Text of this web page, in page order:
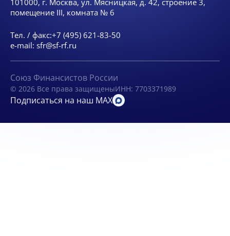
101000, г. Москва, ул. Мясницкая, д. 42, строение 3,
помещение III, комната № 6
Тел. / факс:+7 (495) 621-83-50
e-mail: sfr@sf-rf.ru
Союз Финансистов России
© 2026 Все права защищеныИНН: 7703371989
Подписаться на наш MAX